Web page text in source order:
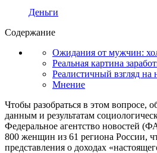
Деньги
Содержание
Ожидания от мужчин:
Реальная картина
Реалистичный взгляд на
Мнение
Чтобы разобраться в этом вопросе,
данным и результатам
Федеральное агентство новостей
800 женщин из 61 региона России,
представления о доходах